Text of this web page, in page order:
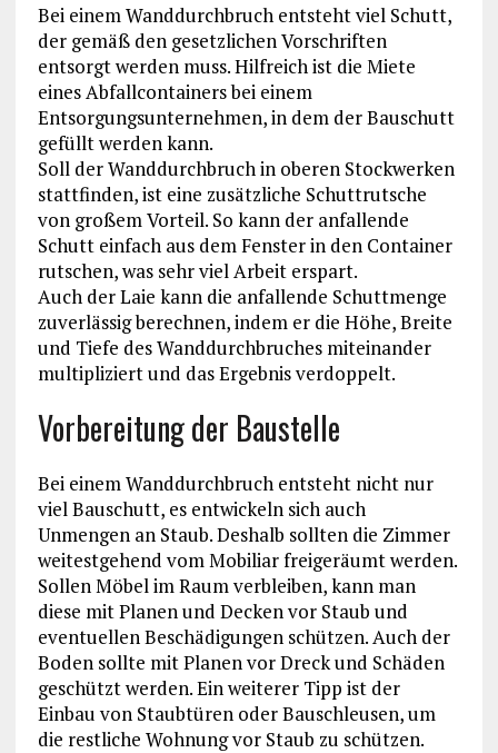
Bei einem Wanddurchbruch entsteht viel Schutt,
der gemäß den gesetzlichen Vorschriften
entsorgt werden muss. Hilfreich ist die Miete
eines Abfallcontainers bei einem
Entsorgungsunternehmen, in dem der Bauschutt
gefüllt werden kann.
Soll der Wanddurchbruch in oberen Stockwerken
stattfinden, ist eine zusätzliche Schuttrutsche
von großem Vorteil. So kann der anfallende
Schutt einfach aus dem Fenster in den Container
rutschen, was sehr viel Arbeit erspart.
Auch der Laie kann die anfallende Schuttmenge
zuverlässig berechnen, indem er die Höhe, Breite
und Tiefe des Wanddurchbruches miteinander
multipliziert und das Ergebnis verdoppelt.
Vorbereitung der Baustelle
Bei einem Wanddurchbruch entsteht nicht nur
viel Bauschutt, es entwickeln sich auch
Unmengen an Staub. Deshalb sollten die Zimmer
weitestgehend vom Mobiliar freigeräumt werden.
Sollen Möbel im Raum verbleiben, kann man
diese mit Planen und Decken vor Staub und
eventuellen Beschädigungen schützen. Auch der
Boden sollte mit Planen vor Dreck und Schäden
geschützt werden. Ein weiterer Tipp ist der
Einbau von Staubtüren oder Bauschleusen, um
die restliche Wohnung vor Staub zu schützen.